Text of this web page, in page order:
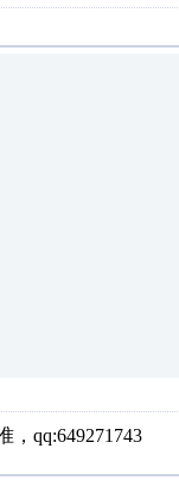
，qq:649271743